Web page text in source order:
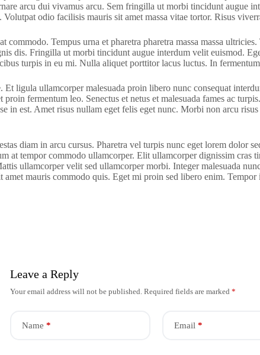
arcu dui vivamus arcu. Sem fringilla ut morbi tincidunt augue
odio facilisis mauris sit amet massa vitae tortor. Risus
commodo. Tempus urna et pharetra pharetra massa massa
dis. Fringilla ut morbi tincidunt augue interdum velit euismod.
turpis in eu mi. Nulla aliquet porttitor lacus luctus. In
ligula ullamcorper malesuada proin libero nunc consequat
fermentum leo. Senectus et netus et malesuada fames ac
in est. Amet risus nullam eget felis eget nunc. Morbi non arcu
diam in arcu cursus. Pharetra vel turpis nunc eget lorem dolor
at tempor commodo ullamcorper. Elit ullamcorper dignissim
ullamcorper velit sed ullamcorper morbi. Integer malesuada
amet mauris commodo quis. Eget mi proin sed libero enim.
Leave a Reply
Your email address will not be published. Required fields are marked *
Name * Email *